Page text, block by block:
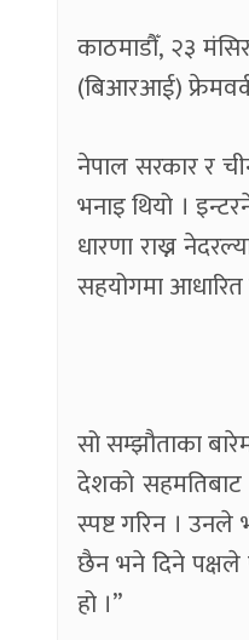
काठमाडौँ, २३
(बिआरआई)
नेपाल सरकार र
भनाइ थियो ।
धारणा राख्न
सहयोगमा
सो सम्झौताका
देशको
स्पष्ट गरिन ।
छैन भने दिने पक्षले
हो ।”